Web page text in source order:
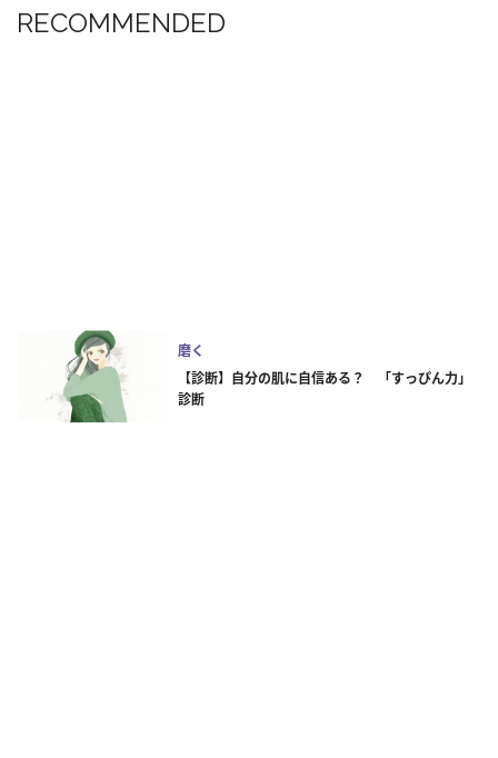
RECOMMENDED
磨く
【診断】自分の肌に自信ある？ 「すっぴん力」
診断